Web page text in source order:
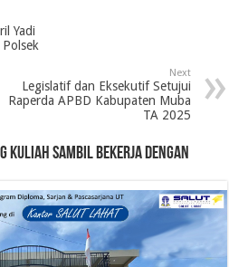
Yadi
Next
Legislatif dan Eksekutif Setujui
Raperda APBD Kabupaten Muba
TA 2025
KULIAH SAMBIL BEKERJA DENGAN